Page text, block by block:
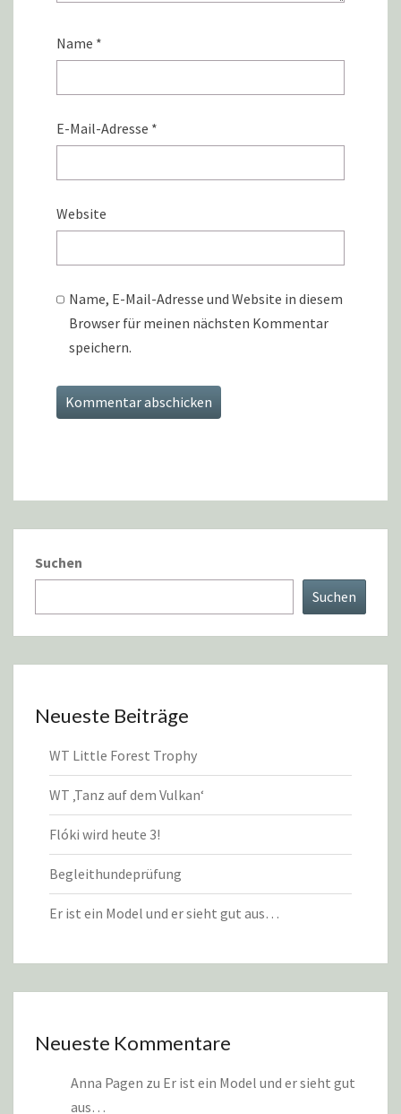
Name *
E-Mail-Adresse *
Website
Name, E-Mail-Adresse und Website in diesem
Browser für meinen nächsten Kommentar
speichern.
Suchen
Suchen
Neueste Beiträge
WT Little Forest Trophy
WT ‚Tanz auf dem Vulkan‘
Flóki wird heute 3!
Begleithundeprüfung
Er ist ein Model und er sieht gut aus…
Neueste Kommentare
Anna Pagen zu Er ist ein Model und er sieht gut
aus…